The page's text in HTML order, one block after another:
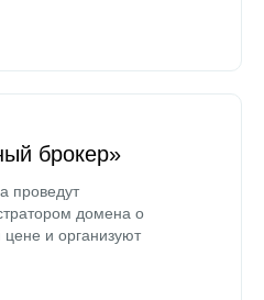
брокер»
проведут
домена о
и организуют